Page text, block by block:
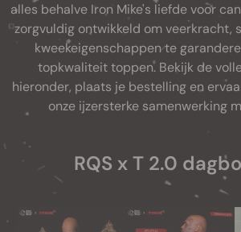
alles behalve Iron Mike's liefde voor
zorgvuldig ontwikkeld om veerkracht,
kweekeigenschappen te
topkwaliteit toppen. Bekijk de
hieronder, plaats je bestelling en
onze ijzersterke samenwerking
RQS x T 2.0